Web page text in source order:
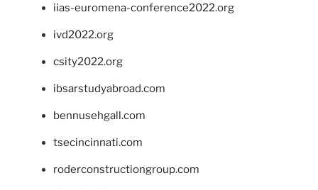
iias-euromena-conference2022.org
ivd2022.org
csity2022.org
ibsarstudyabroad.com
bennusehgall.com
tsecincinnati.com
roderconstructiongroup.com